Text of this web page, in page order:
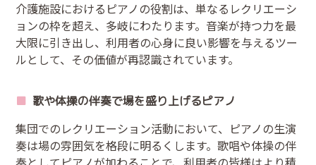
介護施設におけるピアノの役割は、単なるレクリエーシ
ョンの枠を超え、多岐にわたります。音楽が持つ力を最
大限に引き出し、利用者の心身に良い影響を与えるツー
ルとして、その価値が再認識されています。
歌や体操の伴奏で場を盛り上げるピアノ
集団でのレクリエーション活動において、ピアノの生演
奏は場の雰囲気を格段に明るくします。歌唱や体操の伴